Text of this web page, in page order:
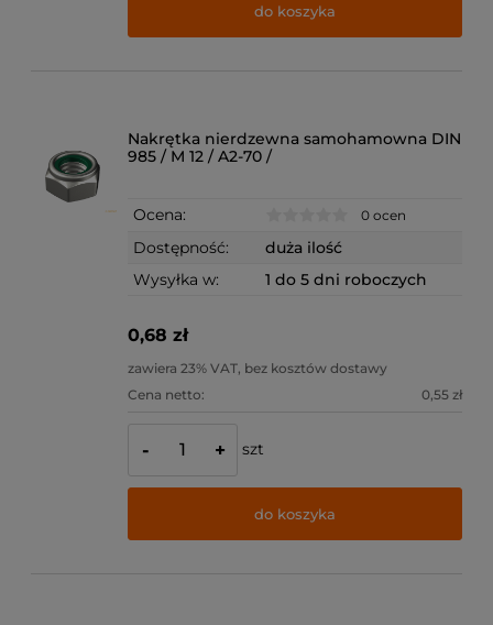
do koszyka
Nakrętka nierdzewna samohamowna DIN
985 / M 12 / A2-70 /
Ocena: 0 ocen
Dostępność:
duża ilość
Wysyłka w:
1 do 5 dni roboczych
0,68 zł
zawiera 23% VAT, bez kosztów dostawy
Cena netto:
0,55 zł
- + szt
do koszyka